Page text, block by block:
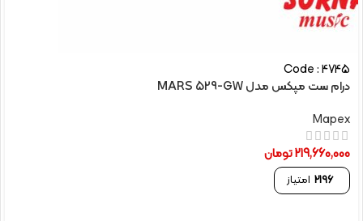
Code : 4745
درام ست مپکس مدل MARS 529-GW
Mapex
219,660,000تومان
2196 امتیاز